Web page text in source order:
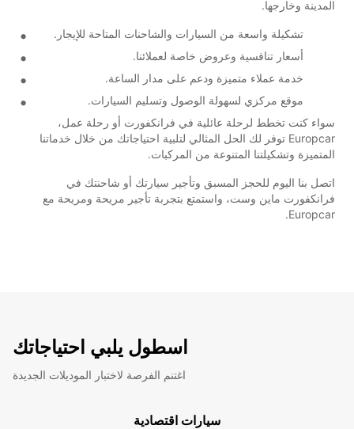
المدينة وخارجها.
تشكيلة واسعة من السيارات والشاحنات المتاحة للإيجار.
أسعار تنافسية وعروض خاصة لعملائنا.
خدمة عملاء متميزة ودعم على مدار الساعة.
موقع مركزي لسهولة الوصول وتسليم السيارات.
سواء كنت تخطط لرحلة عائلية في فرانكفورت أو رحلة عمل،
Europcar توفر لك الحل المثالي لتلبية احتياجاتك من خلال خدماتنا
المتميزة وتشكيلتنا المتنوعة من المركبات.
اتصل بنا اليوم للحجز المسبق وتأجير سيارتك أو شاحنتك في
فرانكفورت ماين وست، واستمتع بتجربة تأجير مريحة ومريحة مع
Europcar.
اسطول يلبي احتياجاتك
اغتنم الفرصة لاختبار الموديلات الجديدة
سيارات اقتصادية